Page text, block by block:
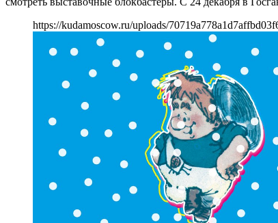
https://kudamoscow.ru/uploads/